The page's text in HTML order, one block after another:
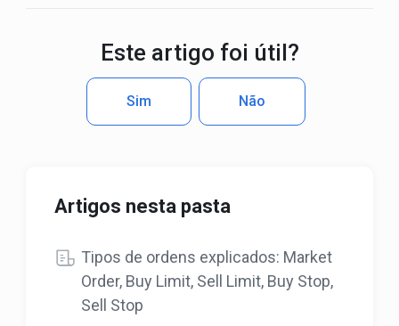
Este artigo foi útil?
Não
Sim
Artigos nesta pasta
Tipos de ordens explicados: Market
Order, Buy Limit, Sell Limit, Buy Stop,
Sell Stop